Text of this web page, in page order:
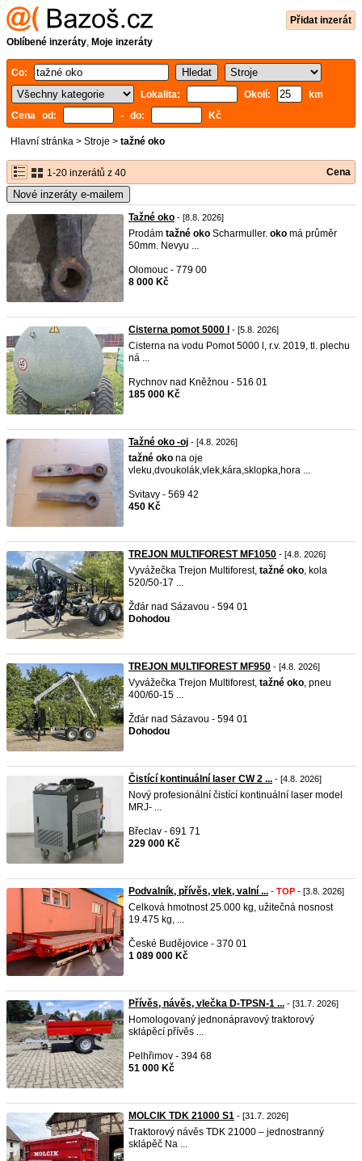
Přidat inzerát
Oblíbené inzeráty, Moje inzeráty
Co:
Lokalita:
Okolí:
km
Cena od:
- do: Kč
Hlavní stránka > Stroje > tažné oko
1-20 inzerátů z 40 Cena
Nové inzeráty e-mailem
Tažné oko - [8.8. 2026]
Prodám tažné oko Scharmuller. oko má průměr
50mm. Nevyu ...
Olomouc - 779 00
8 000 Kč
Cisterna pomot 5000 l - [5.8. 2026]
Cisterna na vodu Pomot 5000 l, r.v. 2019, tl. plechu
ná ...
Rychnov nad Kněžnou - 516 01
185 000 Kč
Tažné oko -oj - [4.8. 2026]
tažné oko na oje
vleku,dvoukolák,vlek,kára,sklopka,hora ...
Svitavy - 569 42
450 Kč
TREJON MULTIFOREST MF1050 - [4.8. 2026]
Vyvážečka Trejon Multiforest, tažné oko, kola
520/50-17 ...
Žďár nad Sázavou - 594 01
Dohodou
TREJON MULTIFOREST MF950 - [4.8. 2026]
Vyvážečka Trejon Multiforest, tažné oko, pneu
400/60-15 ...
Žďár nad Sázavou - 594 01
Dohodou
Čistící kontinuální laser CW 2 ... - [4.8. 2026]
Nový profesionální čistící kontinuální laser model
MRJ- ...
Břeclav - 691 71
229 000 Kč
Podvalník, přívěs, vlek, valní ... - TOP - [3.8. 2026]
Celková hmotnost 25.000 kg, užitečná nosnost
19.475 kg, ...
České Budějovice - 370 01
1 089 000 Kč
Přívěs, návěs, vlečka D-TPSN-1 ... - [31.7. 2026]
Homologovaný jednonápravový traktorový
sklápěcí přívěs ...
Pelhřimov - 394 68
51 000 Kč
MOLCIK TDK 21000 S1 - [31.7. 2026]
Traktorový návěs TDK 21000 – jednostranný
sklápěč Na ...